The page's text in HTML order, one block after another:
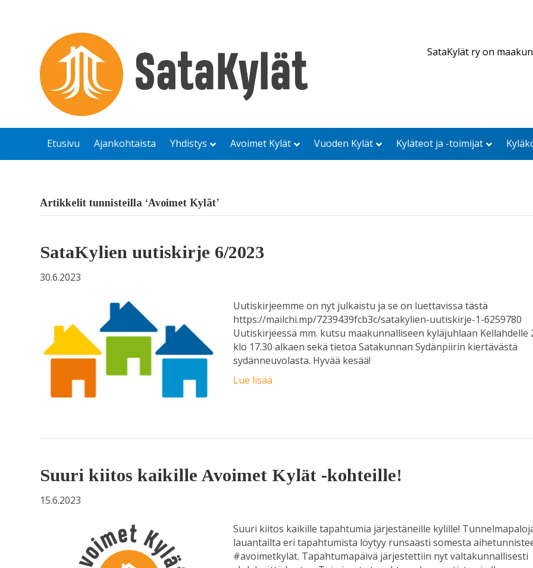
SataKylät ry on
Etusivu Ajankohtaista Yhdistys Avoimet Kylät Vuoden Kylät Kyläteot ja -toimijat
Artikkelit tunnisteilla ‘Avoimet Kylät’
SataKylien uutiskirje 6/2023
30.6.2023
Uutiskirjeemme on nyt julkaistu ja se on luettavissa tästä
https://mailchi.mp/7239439fcb3c/satakylien-uutiskirje-1-6259780
Uutiskirjeessä mm. kutsu maakunnalliseen kyläjuhlaan Kellahdelle
klo 17.30 alkaen sekä tietoa Satakunnan Sydänpiirin kiertävästä
sydänneuvolasta. Hyvää kesää!
Lue lisää
Suuri kiitos kaikille Avoimet Kylät -kohteille!
15.6.2023
Suuri kiitos kaikille tapahtumia järjestäneille kylille!
lauantailta eri tapahtumista löytyy runsaasti somesta
#avoimetkylät. Tapahtumapäivä järjestettiin nyt valtakunnallisesti